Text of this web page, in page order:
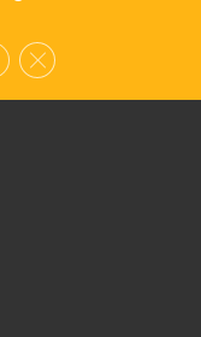
Cerrar el banner de